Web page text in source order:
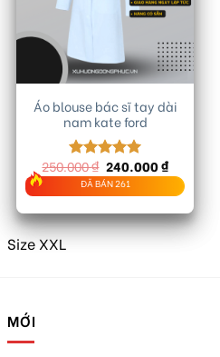
Áo blouse bác sĩ tay dài
nam kate ford
Được xếp
hạng5.00
5 sao
250.000₫ Giá
gốc
là:
250.000 ₫.
240.000₫Giá
hiện
tại
là:
240.000 ₫.
ĐÃ BÁN 261
Size XXL
MỚI